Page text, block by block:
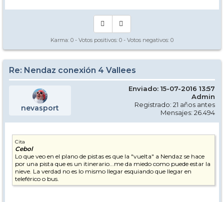
Karma: 0 - Votos positivos: 0 - Votos negativos: 0
Re: Nendaz conexión 4 Vallees
nevasport
Enviado: 15-07-2016 13:57
Admin
Registrado: 21 años antes
Mensajes: 26.494
Cita
Cebol
Lo que veo en el plano de pistas es que la "vuelta" a Nendaz se hace
por una pista que es un itinerario...me da miedo como puede estar la
nieve. La verdad no es lo mismo llegar esquiando que llegar en
teleférico o bus.